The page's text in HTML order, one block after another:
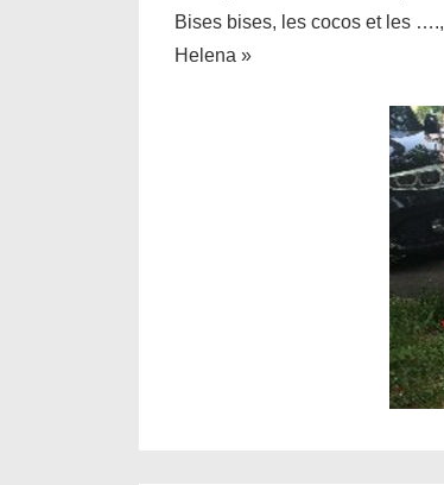
Bises bises, les cocos et les ….,
Helena »